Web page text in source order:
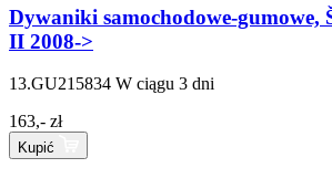
Dywaniki samochodowe-gumowe,
II 2008->
13.GU215834 W ciągu 3 dni
163,- zł
Kupić